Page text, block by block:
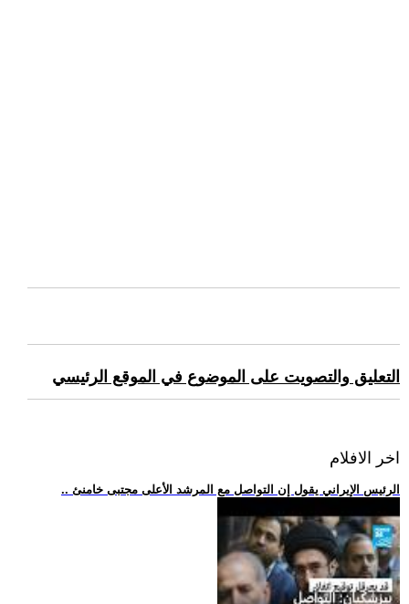
التعليق والتصويت على الموضوع في الموقع الرئيسي
اخر الافلام
.. الرئيس الإيراني يقول إن التواصل مع المرشد الأعلى مجتبى خامنئ